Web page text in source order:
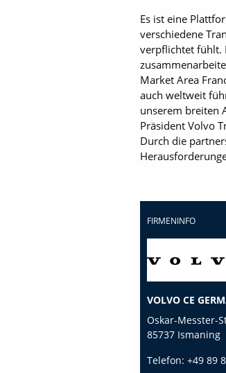
Es ist eine
verschiedene
verpflichtet fühlt.
Market Area
auch weltweit
unserem breiten
Präsident Volvo
Durch die
FIRMENINFO
VOLVO CE
Oskar-Messter-
85737 Ismaning
Telefon: +49 89